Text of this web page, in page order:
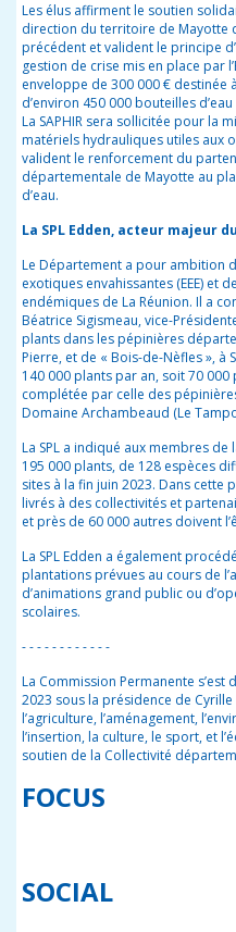
Les élus affirment le soutien
direction du territoire de Mayotte
précédent et valident le principe
gestion de crise mis en place par
enveloppe de 300 000 € destinée
d’environ 450 000 bouteilles
La SAPHIR sera sollicitée pour la
matériels hydrauliques utiles aux
valident le renforcement du
départementale de Mayotte au
d’eau.
La SPL Edden, acteur majeur
Le Département a pour ambition
exotiques envahissantes (EEE) et
endémiques de La Réunion. Il a
Béatrice Sigismeau, vice-
plants dans les pépinières
Pierre, et de « Bois-de-Nèfles », à
140 000 plants par an, soit 70
complétée par celle des
Domaine Archambeaud (Le
La SPL a indiqué aux membres de
195 000 plants, de 128 espèces
sites à la fin juin 2023. Dans cette
livrés à des collectivités et
et près de 60 000 autres doivent
La SPL Edden a également
plantations prévues au cours de
d’animations grand public ou
scolaires.
- - - - - - - - - - - -
La Commission Permanente
2023 sous la présidence de
l’agriculture, l’aménagement,
l’insertion, la culture, le sport, et
soutien de la Collectivité
FOCUS
SOCIAL